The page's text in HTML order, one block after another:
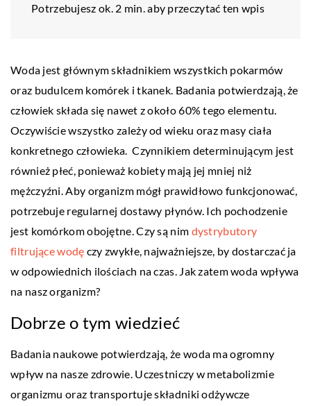
Potrzebujesz ok. 2 min. aby przeczytać ten wpis
Woda jest głównym składnikiem wszystkich pokarmów
oraz budulcem komórek i tkanek. Badania potwierdzają, że
człowiek składa się nawet z około 60% tego elementu.
Oczywiście wszystko zależy od wieku oraz masy ciała
konkretnego człowieka. Czynnikiem determinującym jest
również płeć, ponieważ kobiety mają jej mniej niż
mężczyźni. Aby organizm mógł prawidłowo funkcjonować,
potrzebuje regularnej dostawy płynów. Ich pochodzenie
jest komórkom obojętne. Czy są nim dystrybutory
filtrujące wodę czy zwykłe, najważniejsze, by dostarczać ja
w odpowiednich ilościach na czas. Jak zatem woda wpływa
na nasz organizm?
Dobrze o tym wiedzieć
Badania naukowe potwierdzają, że woda ma ogromny
wpływ na nasze zdrowie. Uczestniczy w metabolizmie
organizmu oraz transportuje składniki odżywcze